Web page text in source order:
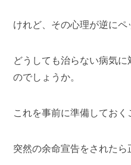
けれど、その心理が逆にペ
どうしても治らない病気
のでしょうか。
これを事前に準備しておく
突然の余命宣告をされたら